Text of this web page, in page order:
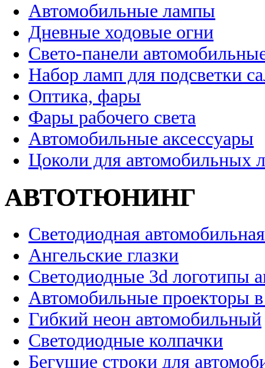
Автомобильные лампы
Дневные ходовые огни
Свето-панели
Набор ламп для подсветки
Оптика, фары
Фары рабочего света
Автомобильные аксессуары
Цоколи для автомобильных
АВТОТЮНИНГ
Светодиодная
Ангельские глазки
Светодиодные 3d логотипы
Автомобильные проекторы
Гибкий неон автомобильный
Светодиодные колпачки
Бегущие строки для